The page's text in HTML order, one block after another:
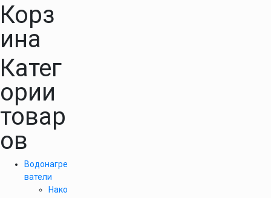
Корз
ина
Катег
ории
товар
ов
Водонагре
ватели
Нако